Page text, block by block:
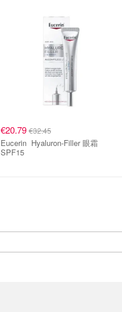
€20.79€32.45
Eucerin Hyaluron-Filler 眼霜
SPF15